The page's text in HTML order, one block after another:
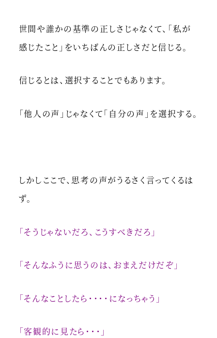
世間や誰かの基準の正しさじゃなくて、「私が
感じたこと」をいちばんの正しさだと信じる。
信じるとは、選択することでもあります。
「他人の声」じゃなくて「自分の声」を選択する。
しかしここで、思考の声がうるさく言ってくるは
ず。
「そうじゃないだろ、こうすべきだろ」
「そんなふうに思うのは、おまえだけだぞ」
「そんなことしたら・・・・になっちゃう」
「客観的に見たら・・・」